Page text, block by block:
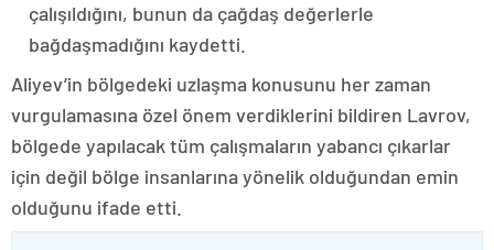
çalışıldığını, bunun da çağdaş değerlerle
bağdaşmadığını kaydetti.
Aliyev’in bölgedeki uzlaşma konusunu her zaman
vurgulamasına özel önem verdiklerini bildiren Lavrov,
bölgede yapılacak tüm çalışmaların yabancı çıkarlar
için değil bölge insanlarına yönelik olduğundan emin
olduğunu ifade etti.